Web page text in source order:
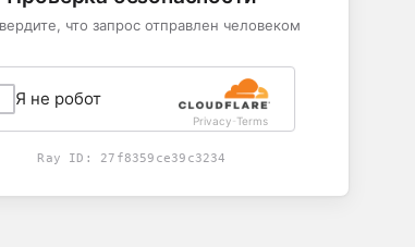
что запрос отправлен человеком
Я не робот
Privacy-Terms
Ray ID: 27f8359ce39c3234